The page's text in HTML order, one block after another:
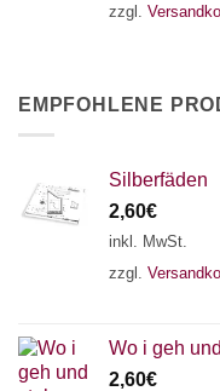
zzgl.
EMPFOHLENE
Silberfäden
2,60€
inkl. MwSt.
zzgl.
Wo i geh
2,60€